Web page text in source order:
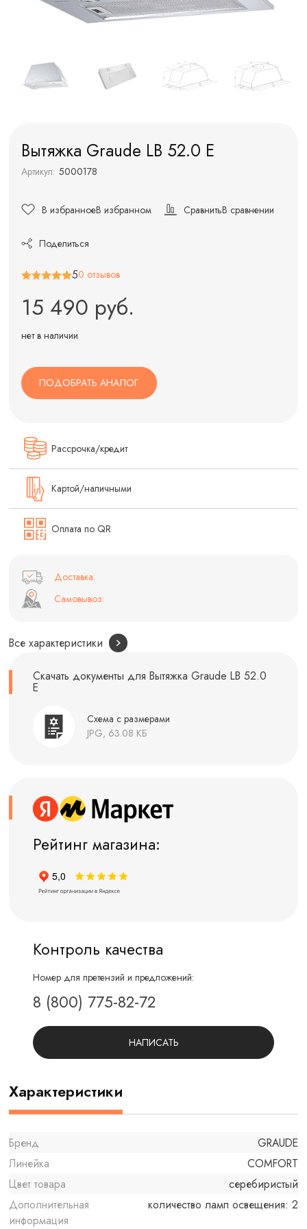
Вытяжка Graude LB 52.0 E
Артикул: 5000178
В избранноеВ избранном СравнитьВ сравнении
Поделиться
50 отзывов
15 490 руб.
нет в наличии
ПОДОБРАТЬ АНАЛОГ
Рассрочка/кредит
Картой/наличными
Оплата по QR
Доставка:
Самовывоз:
Все характеристики
Скачать документы для Вытяжка Graude LB 52.0
E
Схема с размерами
JPG, 63.08 КБ
Рейтинг магазина:
Контроль качества
Номер для претензий и предложений:
8 (800) 775-82-72
НАПИСАТЬ
Характеристики
Бренд
GRAUDE
Линейка
COMFORT
Цвет товара
серебиристый
Дополнительная
информация
количество ламп освещения: 2